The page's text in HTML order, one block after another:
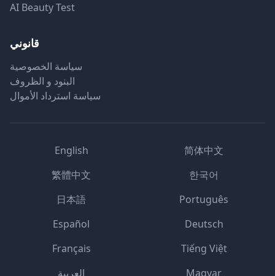
AI Beauty Test
قانوني
سياسة الخصوصية
البنود و الظروف
سياسة استرداد الأموال
English
简体中文
繁體中文
한국어
日本語
Português
Español
Deutsch
Français
Tiếng Việt
العربية
Magyar